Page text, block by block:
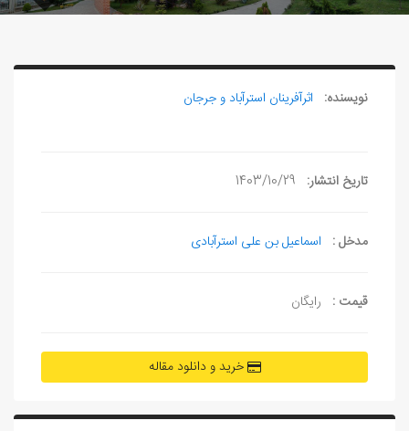
نویسنده: اثرآفرينان استرآباد و جرجان
تاریخ انتشار: 1403/10/29
مدخل : اسماعیل بن علی استرآبادی
قیمت : رایگان
خرید و دانلود مقاله